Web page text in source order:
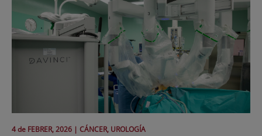
4 de FEBRER, 2026 | CÁNCER, UROLOGÍA